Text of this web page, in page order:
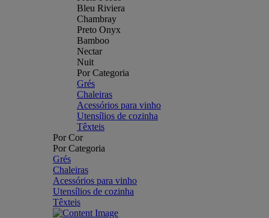
Bleu Riviera
Chambray
Preto Onyx
Bamboo
Nectar
Nuit
Por Categoria
Grés
Chaleiras
Acessórios para vinho
Utensílios de cozinha
Têxteis
Por Cor
Por Categoria
Grés
Chaleiras
Acessórios para vinho
Utensílios de cozinha
Têxteis